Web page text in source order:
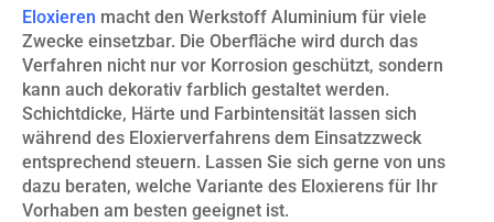
Eloxieren macht den Werkstoff Aluminium für viele
Zwecke einsetzbar. Die Oberfläche wird durch das
Verfahren nicht nur vor Korrosion geschützt, sondern
kann auch dekorativ farblich gestaltet werden.
Schichtdicke, Härte und Farbintensität lassen sich
während des Eloxierverfahrens dem Einsatzzweck
entsprechend steuern. Lassen Sie sich gerne von uns
dazu beraten, welche Variante des Eloxierens für Ihr
Vorhaben am besten geeignet ist.